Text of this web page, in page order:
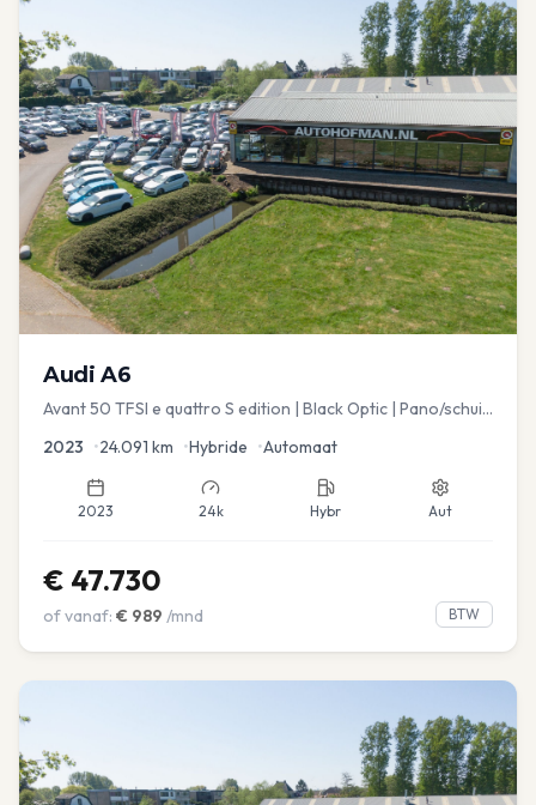
Audi A6
Avant 50 TFSI e quattro S edition | Black Optic | Pano/schuif
2023 •24.091 km •Hybride •Automaat
2023 24k Hybr Aut
€ 47.730
of vanaf: € 989 /mnd BTW